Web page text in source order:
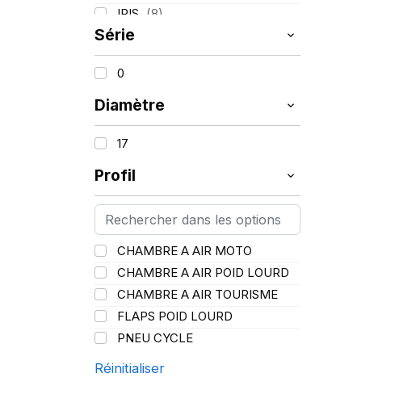
IRIS (8)
ITALMATIC
KLEBER (116)
LASSA
LING LONG
MICHELIN (345)
MITAS
Mondolfo ferro
PROMETEON (18)
SCHRADER (24)
SPEEDWAYS (64)
STICA (3)
TIGAR (24)
Série
0
Diamètre
17
Profil
CHAMBRE A AIR MOTO
CHAMBRE A AIR POID LOURD
CHAMBRE A AIR TOURISME
FLAPS POID LOURD
PNEU CYCLE
Réinitialiser